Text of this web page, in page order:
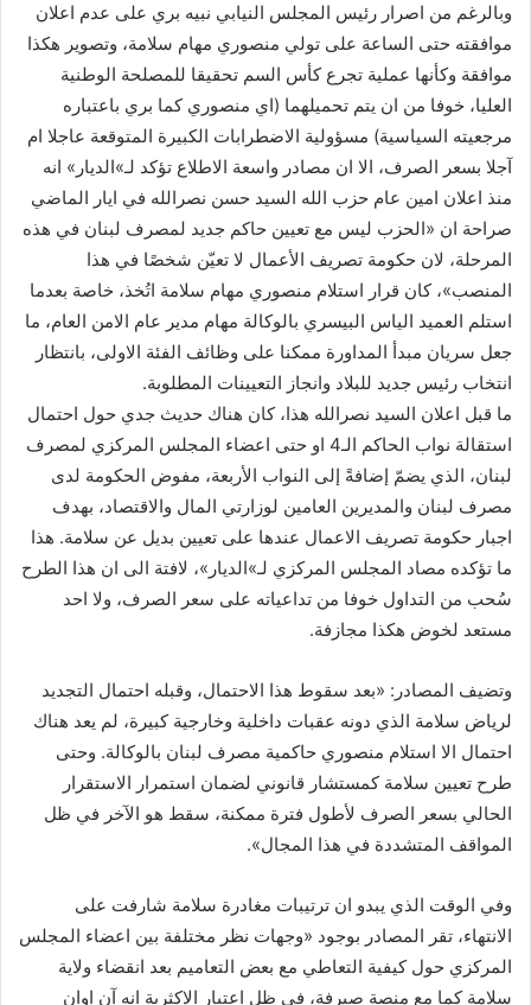
ا
وبالرغم من اصرار رئيس المجلس النيابي نبيه بري على عدم اعلان
موافقته حتى الساعة على تولي منصوري مهام سلامة، وتصوير هكذا
موافقة وكأنها عملية تجرع كأس السم تحقيقا للمصلحة الوطنية
العليا، خوفا من ان يتم تحميلهما (اي منصوري كما بري باعتباره
مرجعيته السياسية) مسؤولية الاضطرابات الكبيرة المتوقعة عاجلا ام
آجلا بسعر الصرف، الا ان مصادر واسعة الاطلاع تؤكد لـ»الديار» انه
منذ اعلان امين عام حزب الله السيد حسن نصرالله في ايار الماضي
صراحة ان «الحزب ليس مع تعيين حاكم جديد لمصرف لبنان في هذه
المرحلة، لان حكومة تصريف الأعمال لا تعيّن شخصًا في هذا
المنصب»، كان قرار استلام منصوري مهام سلامة اتُخذ، خاصة بعدما
استلم العميد الياس البيسري بالوكالة مهام مدير عام الامن العام، ما
جعل سريان مبدأ المداورة ممكنا على وظائف الفئة الاولى، بانتظار
انتخاب رئيس جديد للبلاد وانجاز التعيينات المطلوبة.
ما قبل اعلان السيد نصرالله هذا، كان هناك حديث جدي حول احتمال
استقالة نواب الحاكم الـ4 او حتى اعضاء المجلس المركزي لمصرف
لبنان، الذي يضمّ إضافةً إلى النواب الأربعة، مفوض الحكومة لدى
مصرف لبنان والمديرين العامين لوزارتي المال والاقتصاد، بهدف
اجبار حكومة تصريف الاعمال عندها على تعيين بديل عن سلامة. هذا
ما تؤكده مصاد المجلس المركزي لـ»الديار»، لافتة الى ان هذا الطرح
سُحب من التداول خوفا من تداعياته على سعر الصرف، ولا احد
مستعد لخوض هكذا مجازفة.
وتضيف المصادر: «بعد سقوط هذا الاحتمال، وقبله احتمال التجديد
لرياض سلامة الذي دونه عقبات داخلية وخارجية كبيرة، لم يعد هناك
احتمال الا استلام منصوري حاكمية مصرف لبنان بالوكالة. وحتى
طرح تعيين سلامة كمستشار قانوني لضمان استمرار الاستقرار
الحالي بسعر الصرف لأطول فترة ممكنة، سقط هو الآخر في ظل
المواقف المتشددة في هذا المجال».
وفي الوقت الذي يبدو ان ترتيبات مغادرة سلامة شارفت على
الانتهاء، تقر المصادر بوجود «وجهات نظر مختلفة بين اعضاء المجلس
المركزي حول كيفية التعاطي مع بعض التعاميم بعد انقضاء ولاية
سلامة كما مع منصة صيرفة، في ظل اعتبار الاكثرية انه آن اوان